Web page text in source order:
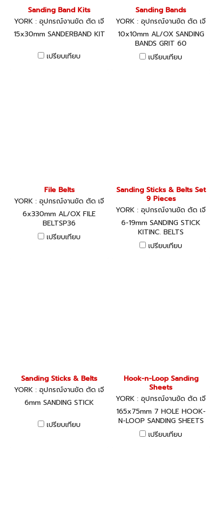
Sanding Band Kits
YORK : อุปกรณ์งานขัด ตัด เจี
ยร์
15x30mm SANDERBAND KIT
เปรียบเทียบ
Sanding Bands
YORK : อุปกรณ์งานขัด ตัด เจี
ยร์
10x10mm AL/OX SANDING
BANDS GRIT 60
เปรียบเทียบ
File Belts
YORK : อุปกรณ์งานขัด ตัด เจี
ยร์
6x330mm AL/OX FILE
BELTSP36
เปรียบเทียบ
Sanding Sticks & Belts Set
9 Pieces
YORK : อุปกรณ์งานขัด ตัด เจี
ยร์
6-19mm SANDING STICK
KITINC. BELTS
เปรียบเทียบ
Sanding Sticks & Belts
YORK : อุปกรณ์งานขัด ตัด เจี
ยร์
6mm SANDING STICK
เปรียบเทียบ
Hook-n-Loop Sanding
Sheets
YORK : อุปกรณ์งานขัด ตัด เจี
ยร์
165x75mm 7 HOLE HOOK-
N-LOOP SANDING SHEETS
P60
เปรียบเทียบ